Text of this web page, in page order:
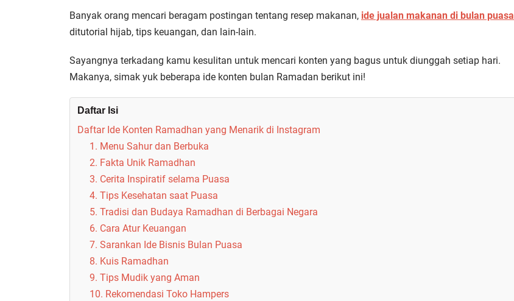
Banyak orang mencari beragam postingan tentang resep makanan, ide jualan makanan di bulan puasa
ditutorial hijab, tips keuangan, dan lain-lain.
Sayangnya terkadang kamu kesulitan untuk mencari konten yang bagus untuk diunggah setiap hari.
Makanya, simak yuk beberapa ide konten bulan Ramadan berikut ini!
Daftar Isi
Daftar Ide Konten Ramadhan yang Menarik di Instagram
1. Menu Sahur dan Berbuka
2. Fakta Unik Ramadhan
3. Cerita Inspiratif selama Puasa
4. Tips Kesehatan saat Puasa
5. Tradisi dan Budaya Ramadhan di Berbagai Negara
6. Cara Atur Keuangan
7. Sarankan Ide Bisnis Bulan Puasa
8. Kuis Ramadhan
9. Tips Mudik yang Aman
10. Rekomendasi Toko Hampers